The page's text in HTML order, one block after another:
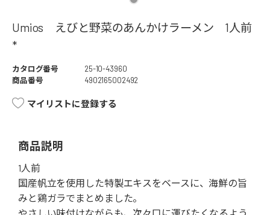
Umios えびと野菜のあんかけラーメン 1人前
*
カタログ番号
25-10-43960
商品番号
4902165002492
マイリストに登録する
商品説明
1人前
国産帆立を使用した特製エキスをベースに、海鮮の旨
みと鶏ガラでまとめました。